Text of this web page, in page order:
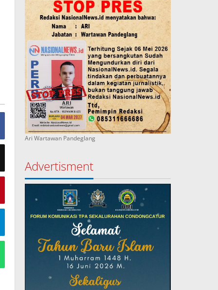
Ari Wartawan Pandeglang
Advertisment